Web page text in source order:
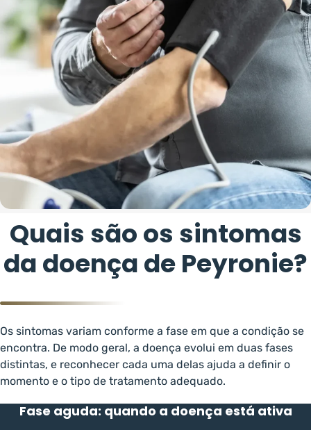
Quais são os sintomas
da doença de Peyronie?
Os sintomas variam conforme a fase em que a condição se
encontra. De modo geral, a doença evolui em duas fases
distintas, e reconhecer cada uma delas ajuda a definir o
momento e o tipo de tratamento adequado.
Fase aguda: quando a doença está ativa